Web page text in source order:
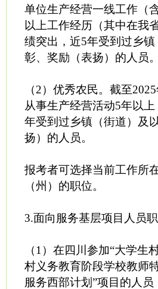
单位生产经营一线工作（
以上工作经历（其中在我
绩突出，近5年受到过乡
彰、奖励（表扬）的人员。
（2）优秀农民。截至
从事生产经营活动5年以
年受到过乡镇（街道）及
扬）的人员。
报考者可选择当前工作所
（州）的职位。
3.面向服务基层项目人员
（1）在四川参加“大学生
村义务教育阶段学校教师
服务西部计划”项目的人